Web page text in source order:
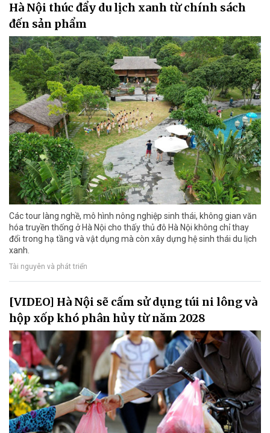
Hà Nội thúc đẩy du lịch xanh từ chính sách
đến sản phẩm
Các tour làng nghề, mô hình nông nghiệp sinh thái, không gian văn
hóa truyền thống ở Hà Nội cho thấy thủ đô Hà Nội không chỉ thay
đổi trong hạ tầng và vật dụng mà còn xây dựng hệ sinh thái du lịch
xanh.
Tài nguyên và phát triển
[VIDEO] Hà Nội sẽ cấm sử dụng túi ni lông và
hộp xốp khó phân hủy từ năm 2028